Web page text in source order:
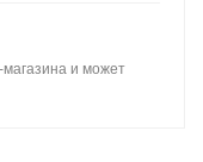
магазина и может